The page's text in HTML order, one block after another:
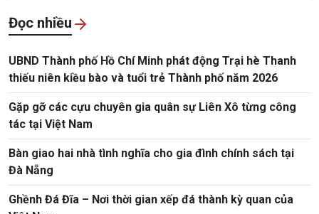
Đọc nhiều
UBND Thành phố Hồ Chí Minh phát động Trại hè Thanh
thiếu niên kiều bào và tuổi trẻ Thành phố năm 2026
Gặp gỡ các cựu chuyên gia quân sự Liên Xô từng công
tác tại Việt Nam
Bàn giao hai nhà tình nghĩa cho gia đình chính sách tại
Đà Nẵng
Ghềnh Đá Đĩa – Nơi thời gian xếp đá thành kỳ quan của